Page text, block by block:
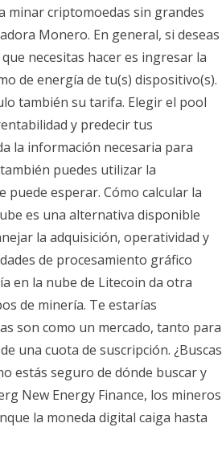
minar criptomoedas sin grandes
Monero. En general, si deseas
necesitas hacer es ingresar la
de energía de tu(s) dispositivo(s).
también su tarifa. Elegir el pool
y predecir tus
la información necesaria para
puedes utilizar la
puede esperar. Cómo calcular la
es una alternativa disponible
la adquisición, operatividad y
de procesamiento gráfico
en la nube de Litecoin da otra
de minería. Te estarías
son como un mercado, tanto para
una cuota de suscripción. ¿Buscas
estás seguro de dónde buscar y
New Energy Finance, los mineros
la moneda digital caiga hasta